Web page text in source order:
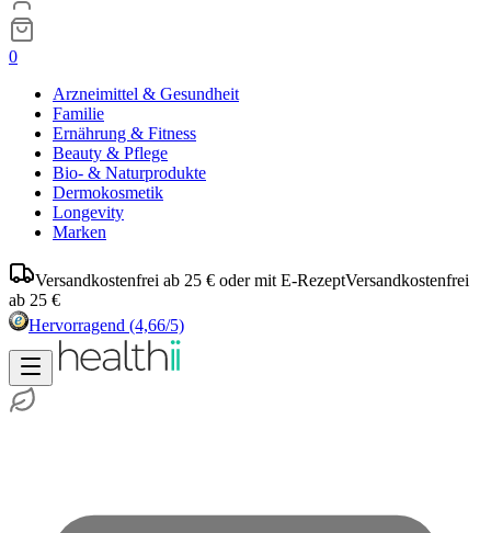
0
Arzneimittel & Gesundheit
Familie
Ernährung & Fitness
Beauty & Pflege
Bio- & Naturprodukte
Dermokosmetik
Longevity
Marken
Versandkostenfrei ab 25 € oder mit E-RezeptVersandkostenfrei
ab 25 €
Hervorragend (4,66/5)